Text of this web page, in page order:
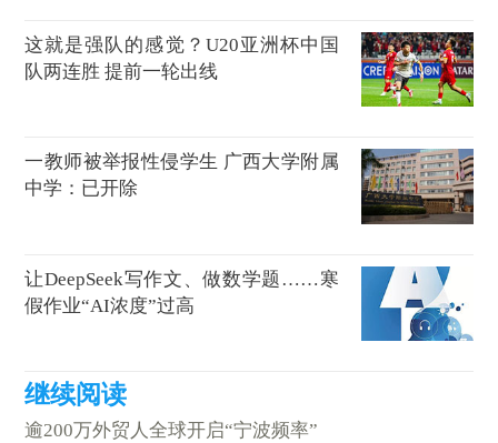
这就是强队的感觉？U20亚洲杯中国
队两连胜 提前一轮出线
一教师被举报性侵学生 广西大学附属
中学：已开除
让DeepSeek写作文、做数学题……寒
假作业“AI浓度”过高
逾200万外贸人全球开启“宁波频率”